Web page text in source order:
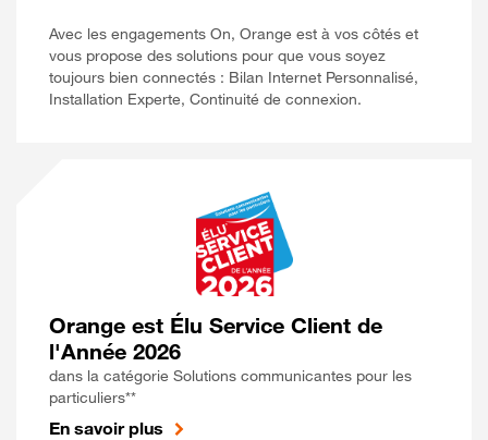
Avec les engagements On, Orange est à vos côtés et
vous propose des solutions pour que vous soyez
toujours bien connectés : Bilan Internet Personnalisé,
Installation Experte, Continuité de connexion.
Orange est Élu Service Client de
l'Année 2026
dans la catégorie Solutions communicantes pour les
particuliers**
En savoir plus